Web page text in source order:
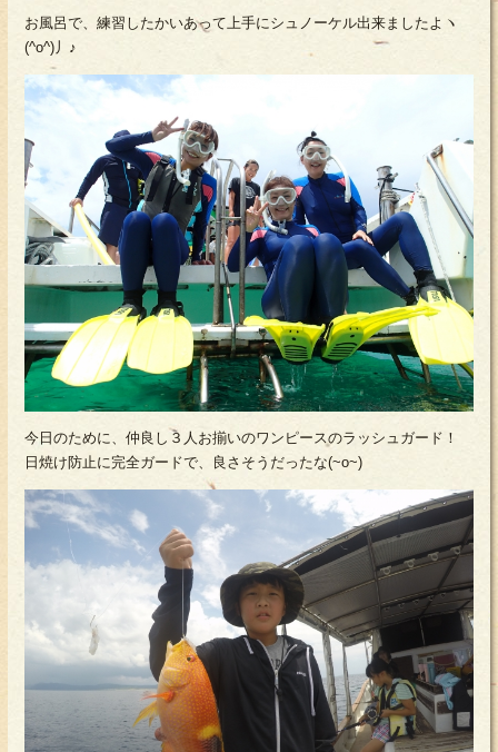
お風呂で、練習したかいあって上手にシュノーケル出来ましたよヽ
(^o^)丿♪
今日のために、仲良し３人お揃いのワンピースのラッシュガード！
日焼け防止に完全ガードで、良さそうだったな(~o~)